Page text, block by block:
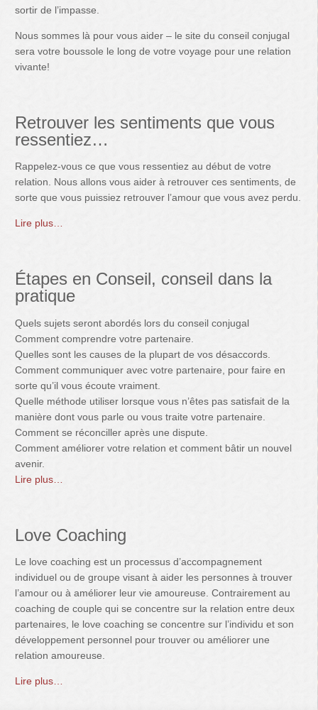
sortir de l’impasse.
Nous sommes là pour vous aider – le site du conseil conjugal
sera votre boussole le long de votre voyage pour une relation
vivante!
Retrouver les sentiments que vous
ressentiez…
Rappelez-vous ce que vous ressentiez au début de votre
relation. Nous allons vous aider à retrouver ces sentiments, de
sorte que vous puissiez retrouver l’amour que vous avez perdu.
Lire plus…
Étapes en Conseil, conseil dans la
pratique
Quels sujets seront abordés lors du conseil conjugal
Comment comprendre votre partenaire.
Quelles sont les causes de la plupart de vos désaccords.
Comment communiquer avec votre partenaire, pour faire en
sorte qu’il vous écoute vraiment.
Quelle méthode utiliser lorsque vous n’êtes pas satisfait de la
manière dont vous parle ou vous traite votre partenaire.
Comment se réconciller après une dispute.
Comment améliorer votre relation et comment bâtir un nouvel
avenir.
Lire plus…
Love Coaching
Le love coaching est un processus d’accompagnement
individuel ou de groupe visant à aider les personnes à trouver
l’amour ou à améliorer leur vie amoureuse. Contrairement au
coaching de couple qui se concentre sur la relation entre deux
partenaires, le love coaching se concentre sur l’individu et son
développement personnel pour trouver ou améliorer une
relation amoureuse.
Lire plus…